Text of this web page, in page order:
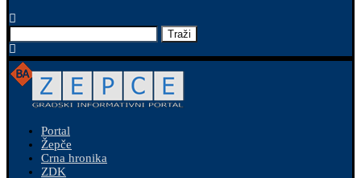
Traži
Portal
Žepče
Crna hronika
ZDK